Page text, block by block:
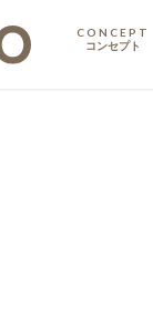
CONCEPT
コンセプト